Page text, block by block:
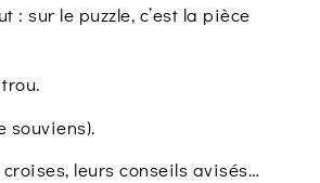
: sur le puzzle, c’est la pièce
souviens).
leurs conseils avisés…